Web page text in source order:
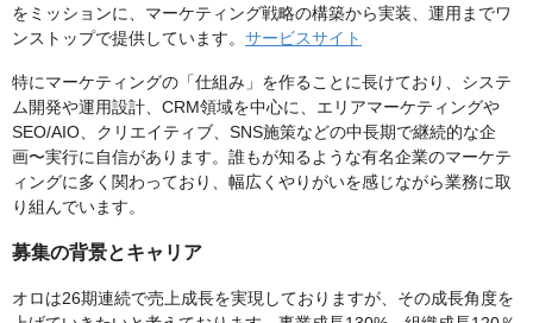
をミッションに、マーケティング戦略の構築から実装、運用までワ
ンストップで提供しています。 サービスサイト
特にマーケティングの「仕組み」を作ることに長けており、システ
ム開発や運用設計、CRM領域を中心に、エリアマーケティングや
SEO/AIO、クリエイティブ、SNS施策などの中長期で継続的な企
画〜実行に自信があります。誰もが知るような有名企業のマーケテ
ィングに多く関わっており、幅広くやりがいを感じながら業務に取
り組んでいます。
募集の背景とキャリア
オロは26期連続で売上成長を実現しておりますが、その成長角度を